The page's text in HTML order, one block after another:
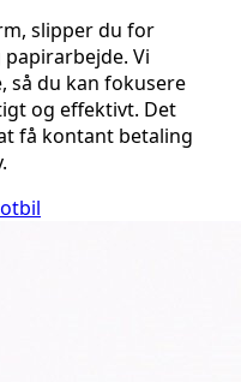
slipper du for
Vi
så du kan fokusere
og effektivt. Det
få kontant betaling